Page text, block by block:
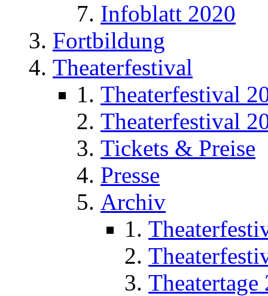
Infoblatt 2020
Fortbildung
Theaterfestival
Theaterfestival
Theaterfestival
Tickets & Preise
Presse
Archiv
Theatertage